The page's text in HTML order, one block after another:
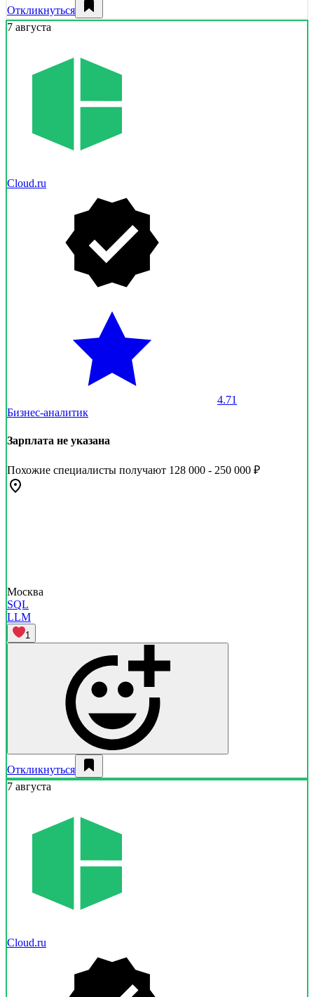
Откликнуться
7 августа
Cloud.ru
4.71
Бизнес-аналитик
Зарплата не указана
Похожие специалисты получают 128 000 - 250 000 ₽
Москва
SQL
LLM
1
Откликнуться
7 августа
Cloud.ru